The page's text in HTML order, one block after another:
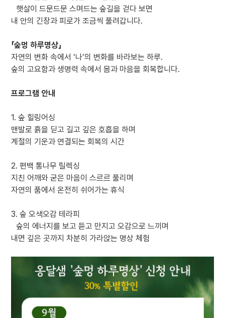
햇살이 드문드문 스며드는 숲길을 걷다 보면
내 안의 긴장과 피로가 조금씩 풀려갑니다.
「숲멍 하루명상」
자연의 변화 속에서 ‘나’의 변화를 바라보는 하루.
숲의 고요함과 생명력 속에서 몸과 마음을 회복합니다.
프로그램 안내
1. 숲 힐링어싱
맨발로 흙을 딛고 길고 깊은 호흡을 하며
계절의 기운과 연결되는 회복의 시간
2. 편백 통나무 릴렉싱
지친 어깨와 굳은 마음이 스르르 풀리며
자연의 품에서 온전히 쉬어가는 휴식
3. 숲 오색오감 테라피
숲의 에너지를 보고 듣고 만지고 오감으로 느끼며
내면 깊은 곳까지 차분히 가라앉는 명상 체험